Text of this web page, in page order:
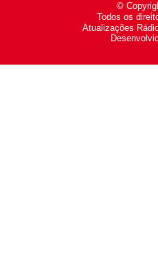
©
-
Todos os
-
Atualizações